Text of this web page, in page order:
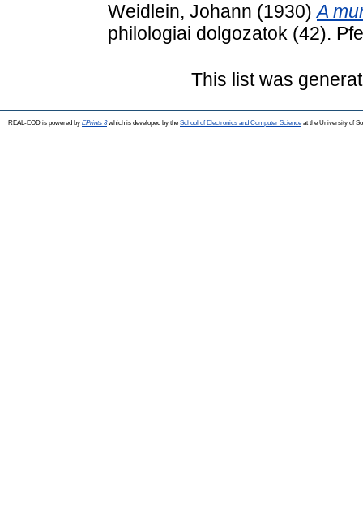
Weidlein, Johann (1930)A
philologiai dolgozatok (42).
This list was
REAL-EOD is powered by EPrints 3which is developed by the School of Electronics and Computer Science at the University of